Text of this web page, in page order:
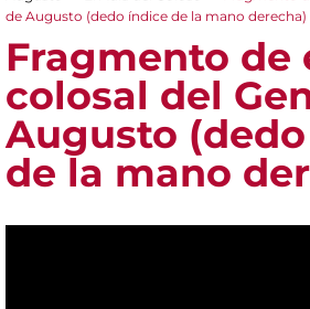
de Augusto (dedo índice de la mano derecha)
Fragmento de
colosal del
Augusto
de la mano